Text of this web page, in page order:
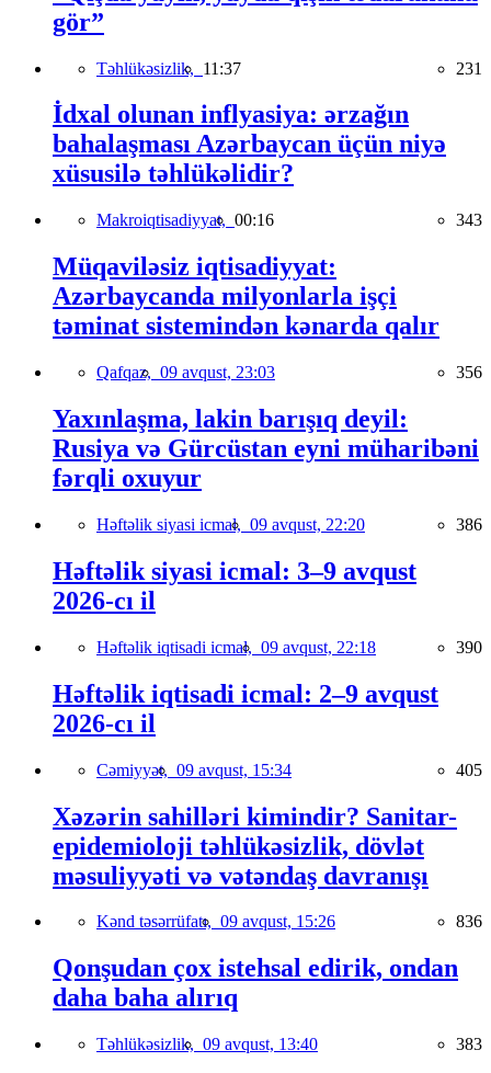
gör”
Təhlükəsizlik, 11:37 231
İdxal olunan inflyasiya: ərzağın
bahalaşması Azərbaycan üçün niyə
xüsusilə təhlükəlidir?
Makroiqtisadiyyat, 00:16 343
Müqaviləsiz iqtisadiyyat:
Azərbaycanda milyonlarla işçi
təminat sistemindən kənarda qalır
Qafqaz, 09 avqust, 23:03 356
Yaxınlaşma, lakin barışıq deyil:
Rusiya və Gürcüstan eyni müharibəni
fərqli oxuyur
Həftəlik siyasi icmal, 09 avqust, 22:20 386
Həftəlik siyasi icmal: 3–9 avqust
2026-cı il
Həftəlik iqtisadi icmal, 09 avqust, 22:18 390
Həftəlik iqtisadi icmal: 2–9 avqust
2026-cı il
Cəmiyyət, 09 avqust, 15:34 405
Xəzərin sahilləri kimindir? Sanitar-
epidemioloji təhlükəsizlik, dövlət
məsuliyyəti və vətəndaş davranışı
Kənd təsərrüfatı, 09 avqust, 15:26 836
Qonşudan çox istehsal edirik, ondan
daha baha alırıq
Təhlükəsizlik, 09 avqust, 13:40 383